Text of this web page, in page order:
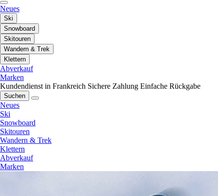
Neues
Ski
Snowboard
Skitouren
Wandern & Trek
Klettern
Abverkauf
Marken
Kundendienst in Frankreich Sichere Zahlung Einfache Rückgabe
Suchen
Neues
Ski
Snowboard
Skitouren
Wandern & Trek
Klettern
Abverkauf
Marken